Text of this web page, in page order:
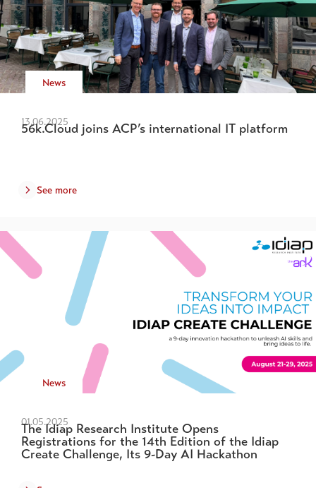
News
13.06.2025
56k.Cloud joins ACP’s international IT platform
See more
News
01.05.2025
The Idiap Research Institute Opens
Registrations for the 14th Edition of the Idiap
Create Challenge, Its 9-Day AI Hackathon